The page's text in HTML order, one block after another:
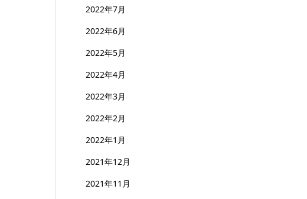
2022年7月
2022年6月
2022年5月
2022年4月
2022年3月
2022年2月
2022年1月
2021年12月
2021年11月